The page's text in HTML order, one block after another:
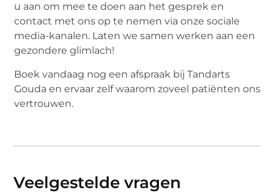
u aan om mee te doen aan het gesprek en
contact met ons op te nemen via onze sociale
media-kanalen. Laten we samen werken aan een
gezondere glimlach!
Boek vandaag nog een afspraak bij Tandarts
Gouda en ervaar zelf waarom zoveel patiënten ons
vertrouwen.
Veelgestelde vragen